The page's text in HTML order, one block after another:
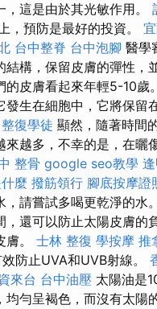
，這是由於其光敏作用。
，預防是最好的投資。
台中整脊 台中泡腳 醫學
結構，保留皮膚的彈性，
的皮膚看起來年輕5-10歲
發生在細胞中，它將保留
整復學徒 顯然，隨著時間
來越多，不幸的是，在曬
整骨 google seo教學
麼 撥筋領行 腳底按摩證
，請嘗試多喝更乾淨的水
，還可以防止太陽皮膚的
膚。 士林 整復 學按摩 推
防止UVA和UVB射線。
來台 台中油壓 太陽油是
均勻呈褐色，而沒有太陽